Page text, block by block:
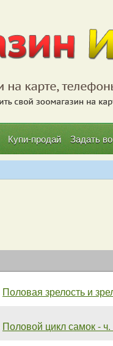
Купи-продай Задать
Половая зрелость и
Половой цикл самок - ч.